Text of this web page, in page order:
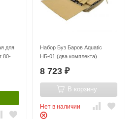
для
80-
Набор Буз Баров Aquatic
НБ-01 (два комплекта)
8 723 ₽
В корзину
Нет в наличии